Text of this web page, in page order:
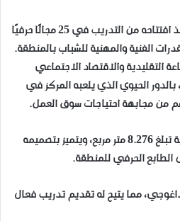
واستفاد حوالي 6554 متدربا منذ افتتاحه من التدريب في 25 مجالًا حرفيًا
الفنية والمهنية للشباب بالمنطقة.
التقليدية والاقتصاد الاجتماعي
بالدور الحيوي الذي يلعبه المركز في
من مجابهة احتياجات سوق العمل.
يمتد المركز على مساحة إجمالية تبلغ 8.276 متر مربع، ويتميز بتصميمه
الحرفي للمنطقة.
300 مقعد بيداغوجي، مما يتيح له تقديم تدريب فعال